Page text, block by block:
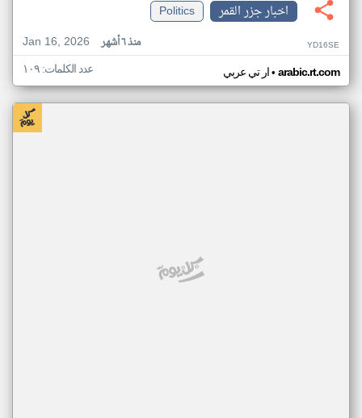
اخبار جزر القمر
Politics
Jan 16, 2026
منذ ٦ أشهر YD16SE
ار تي عربي• arabic.rt.com عدد الكلمات: ١٠٩